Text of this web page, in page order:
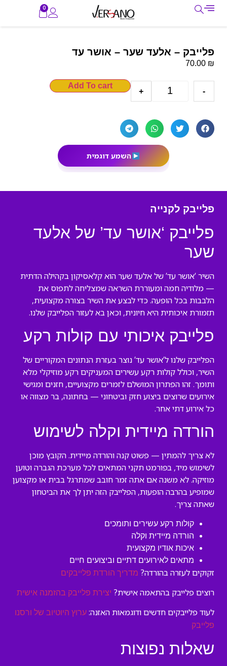
0
פלייבק – אלעד שער – אושר עד
70.00 ₪
-
+
Add To cart
השמע דוגמית
פלייבק לקנייה
פלייבק ‘אושר עד’ של אלעד
שער
השיר ‘אושר עד’ של אלעד שער הוא קלאסיקון בקהילה הדתית
— מלודיה חמה ומעוררת השראה שמצליחה לתפוס את
הלבבות בכל הופעה. כדי לבצע את השיר בצורה מקצועית,
תזמורת איכותית היא חיונית, וכאן בא לעזור הפלייבק שלנו.
פלייבק איכותי עם קולות רקע
הפלייבק שלנו ל’אושר עד’ נוצר בעזרת הנתונים המקוריים של
השיר, וכולל קולות רקע עשירים המעניקים רקע מוזיקלי מלא
ותומך. זהו הפתרון המושלם לזמרים מקצועיים, חזנים ומגישי
אירועים שרוצים ביצוע חזק וביטחוני — בחתונה, בר מצווה או
כל אירוע דתי אחר.
הורדה מיידית וקלה לשימוש
לא צריך להמתין — פשוט קנה והורדה מיידית. הקובץ מוכן
לשימוש מיד, בפורמט תקני המתאים לכל מערכת הגברה וטוען
מוזיקה. לא משנה אם אתה זמר חובב שמתרגל בבית או מקצוען
שמופיע בהרבה הופעות, הפלייבק הזה יתן לך את הביטחון
שאתה צריך.
קולות רקע עשירים ותומכים
הורדה מיידית וקלה
איכות אודיו מקצועית
מתאים לאירועים דתיים וביצועים חיים
זקוקים לעזרה בהורדה? מדריך הורדת פלייבקים
רוצים פלייבק בהתאמה אישית? יצירת פלייבק בהזמנה אישית
לעוד פלייבקים חדשים ודוגמאות האזנה: ערוץ היוטיוב של ורסנו
פלייבק
שאלות נפוצות